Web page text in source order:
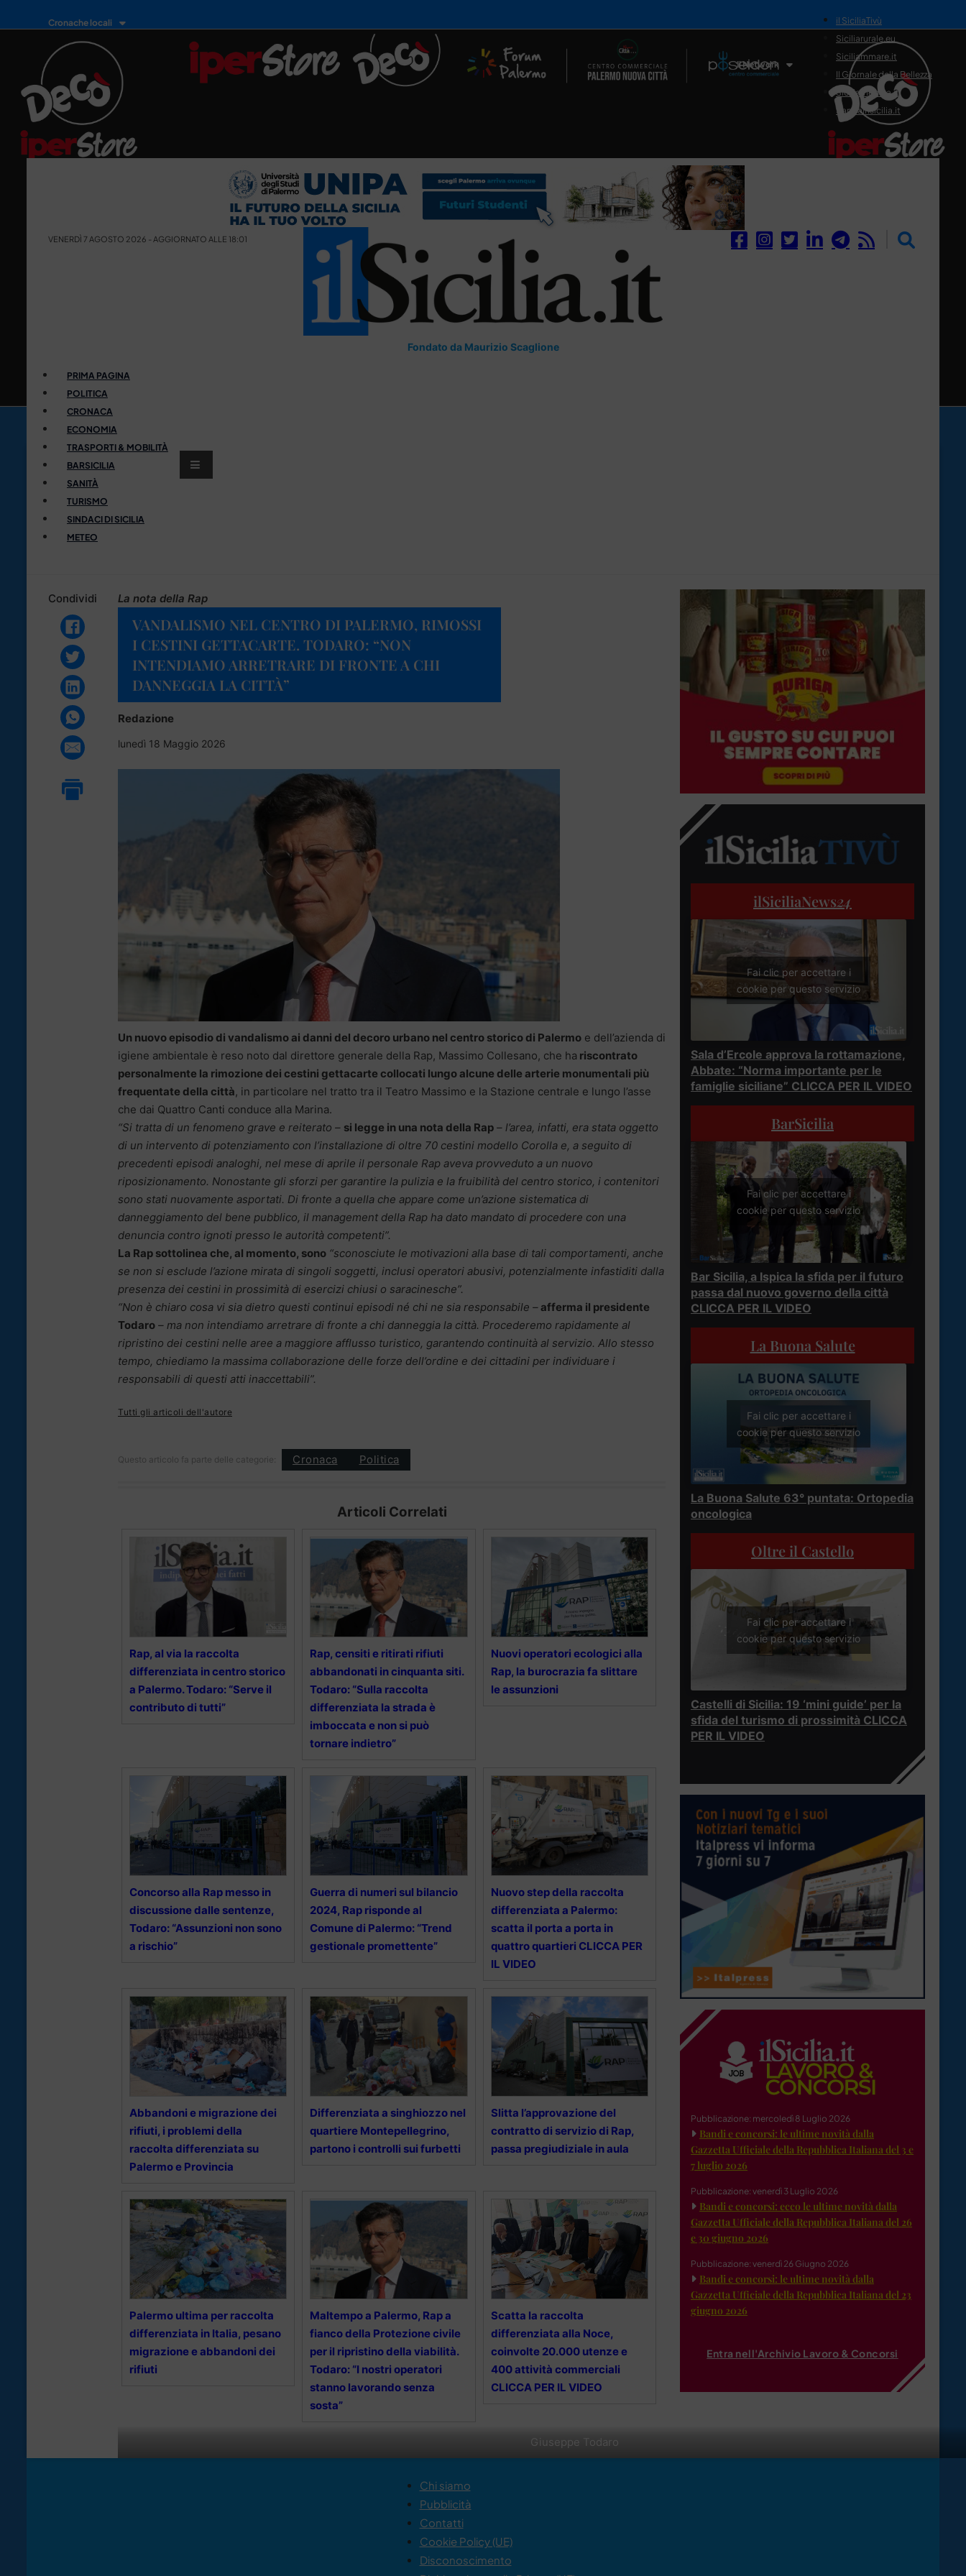
Cronache locali
Il Network
il SiciliaTivù
Siciliarurale.eu
Siciliammare.it
Il Giornale della Bellezza
Siciliamedica.it
Sanitainsicilia.it
VENERDÌ 7 AGOSTO 2026 - AGGIORNATO ALLE 18:01
Fondato da Maurizio Scaglione
PRIMA PAGINA
POLITICA
CRONACA
ECONOMIA
TRASPORTI & MOBILITÀ
BARSICILIA
SANITÀ
TURISMO
SINDACI DI SICILIA
METEO
Condividi La nota della Rap
VANDALISMO NEL CENTRO DI PALERMO, RIMOSSI
I CESTINI GETTACARTE. TODARO: “NON
INTENDIAMO ARRETRARE DI FRONTE A CHI
DANNEGGIA LA CITTÀ”
Redazione
lunedì 18 Maggio 2026
Giuseppe Todaro
Un nuovo episodio di vandalismo ai danni del decoro urbano nel centro storico di Palermo e dell’azienda di
igiene ambientale è reso noto dal direttore generale della Rap, Massimo Collesano, che ha riscontrato
personalmente la rimozione dei cestini gettacarte collocati lungo alcune delle arterie monumentali più
frequentate della città, in particolare nel tratto tra il Teatro Massimo e la Stazione centrale e lungo l’asse
che dai Quattro Canti conduce alla Marina.
“Si tratta di un fenomeno grave e reiterato – si legge in una nota della Rap – l’area, infatti, era stata oggetto
di un intervento di potenziamento con l’installazione di oltre 70 cestini modello Corolla e, a seguito di
precedenti episodi analoghi, nel mese di aprile il personale Rap aveva provveduto a un nuovo
riposizionamento. Nonostante gli sforzi per garantire la pulizia e la fruibilità del centro storico, i contenitori
sono stati nuovamente asportati. Di fronte a quella che appare come un’azione sistematica di
danneggiamento del bene pubblico, il management della Rap ha dato mandato di procedere con una
denuncia contro ignoti presso le autorità competenti”.
La Rap sottolinea che, al momento, sono “sconosciute le motivazioni alla base di tali comportamenti, anche
se non si esclude l’azione mirata di singoli soggetti, inclusi operatori abusivi, potenzialmente infastiditi dalla
presenza dei cestini in prossimità di esercizi chiusi o saracinesche”.
“Non è chiaro cosa vi sia dietro questi continui episodi né chi ne sia responsabile –afferma il presidente
Todaro – ma non intendiamo arretrare di fronte a chi danneggia la città. Procederemo rapidamente al
ripristino dei cestini nelle aree a maggiore afflusso turistico, garantendo continuità al servizio. Allo stesso
tempo, chiediamo la massima collaborazione delle forze dell’ordine e dei cittadini per individuare i
responsabili di questi atti inaccettabili”.
Tutti gli articoli dell'autore
Questo articolo fa parte delle categorie: Cronaca Politica
Articoli Correlati
Rap, al via la raccolta
differenziata in centro storico
a Palermo. Todaro: “Serve il
contributo di tutti”
Rap, censiti e ritirati rifiuti
abbandonati in cinquanta siti.
Todaro: “Sulla raccolta
differenziata la strada è
imboccata e non si può
tornare indietro”
Nuovi operatori ecologici alla
Rap, la burocrazia fa slittare
le assunzioni
Concorso alla Rap messo in
discussione dalle sentenze,
Todaro: “Assunzioni non sono
a rischio”
Guerra di numeri sul bilancio
2024, Rap risponde al
Comune di Palermo: “Trend
gestionale promettente”
Nuovo step della raccolta
differenziata a Palermo:
scatta il porta a porta in
quattro quartieri CLICCA PER
IL VIDEO
Abbandoni e migrazione dei
rifiuti, i problemi della
raccolta differenziata su
Palermo e Provincia
Differenziata a singhiozzo nel
quartiere Montepellegrino,
partono i controlli sui furbetti
Slitta l’approvazione del
contratto di servizio di Rap,
passa pregiudiziale in aula
Palermo ultima per raccolta
differenziata in Italia, pesano
migrazione e abbandoni dei
rifiuti
Maltempo a Palermo, Rap a
fianco della Protezione civile
per il ripristino della viabilità.
Todaro: “I nostri operatori
stanno lavorando senza
sosta”
Scatta la raccolta
differenziata alla Noce,
coinvolte 20.000 utenze e
400 attività commerciali
CLICCA PER IL VIDEO
ilSiciliaNews24
Fai clic per accettare i
cookie per questo servizio
Sala d’Ercole approva la rottamazione,
Abbate: “Norma importante per le
famiglie siciliane” CLICCA PER IL VIDEO
BarSicilia
Fai clic per accettare i
cookie per questo servizio
Bar Sicilia, a Ispica la sfida per il futuro
passa dal nuovo governo della città
CLICCA PER IL VIDEO
La Buona Salute
Fai clic per accettare i
cookie per questo servizio
La Buona Salute 63° puntata: Ortopedia
oncologica
Oltre il Castello
Fai clic per accettare i
cookie per questo servizio
Castelli di Sicilia: 19 ‘mini guide’ per la
sfida del turismo di prossimità CLICCA
PER IL VIDEO
Pubblicazione: mercoledì 8 Luglio 2026
Bandi e concorsi: le ultime novità dalla
Gazzetta Ufficiale della Repubblica Italiana del 3 e
7 luglio 2026
Pubblicazione: venerdì 3 Luglio 2026
Bandi e concorsi: ecco le ultime novità dalla
Gazzetta Ufficiale della Repubblica Italiana del 26
e 30 giugno 2026
Pubblicazione: venerdì 26 Giugno 2026
Bandi e concorsi: le ultime novità dalla
Gazzetta Ufficiale della Repubblica Italiana del 23
giugno 2026
Entra nell'Archivio Lavoro & Concorsi
Chi siamo
Pubblicità
Contatti
Cookie Policy (UE)
Disconoscimento